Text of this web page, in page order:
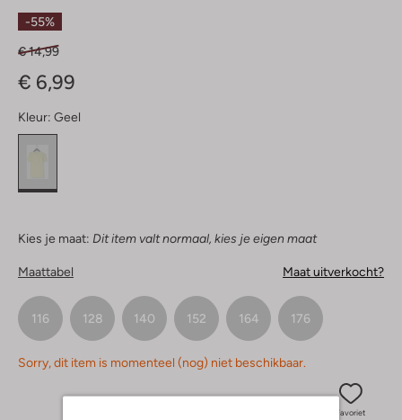
-55%
€ 14,99
€ 6,99
Kleur: Geel
Kies je maat: Dit item valt normaal, kies je eigen maat
Maattabel Maat uitverkocht?
116 128 140 152 164 176
Sorry, dit item is momenteel (nog) niet beschikbaar.
Favoriet